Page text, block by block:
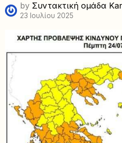
by Συντακτική ομάδα
23 Ιουλίου 2025